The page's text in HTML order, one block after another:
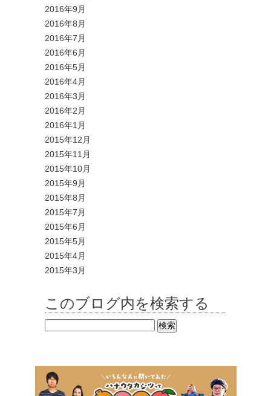
2016年9月
2016年8月
2016年7月
2016年6月
2016年5月
2016年4月
2016年3月
2016年2月
2016年1月
2015年12月
2015年11月
2015年10月
2015年9月
2015年8月
2015年7月
2015年6月
2015年5月
2015年4月
2015年3月
このブログ内を検索する